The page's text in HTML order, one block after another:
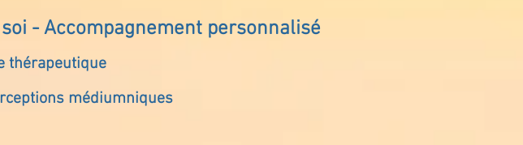
- Accompagnement personnalisé
thérapeutique
médiumniques